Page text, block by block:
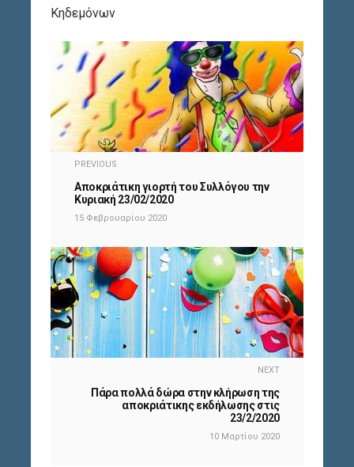
Κηδεμόνων
PREVIOUS
Αποκριάτικη γιορτή του Συλλόγου την
Κυριακή 23/02/2020
15 Φεβρουαρίου 2020
NEXT
Πάρα πολλά δώρα στην κλήρωση της
αποκριάτικης εκδήλωσης στις
23/2/2020
10 Μαρτίου 2020